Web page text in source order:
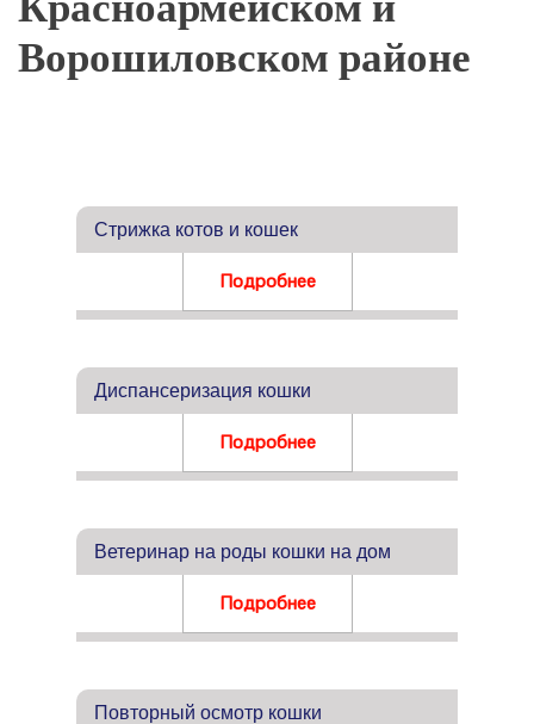
Ворошиловском районе
Стрижка котов и кошек
Подробнее
Диспансеризация кошки
Подробнее
Ветеринар на роды кошки на дом
Подробнее
Повторный осмотр кошки